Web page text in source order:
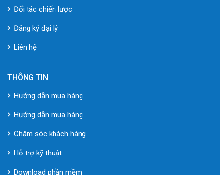
Đối tác chiến lược
Đăng ký đại lý
Liên hệ
THÔNG TIN
Hướng dẫn mua hàng
Hướng dẫn mua hàng
Chăm sóc khách hàng
Hỗ trợ kỹ thuật
Download phần mềm